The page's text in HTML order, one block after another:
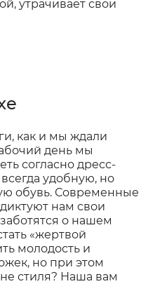
утрачивает свои
как и мы ждали
день мы
согласно дресс-
удобную, но
обувь. Современные
нам свои
о нашем
«жертвой
молодость и
но при этом
стиля? Наша вам